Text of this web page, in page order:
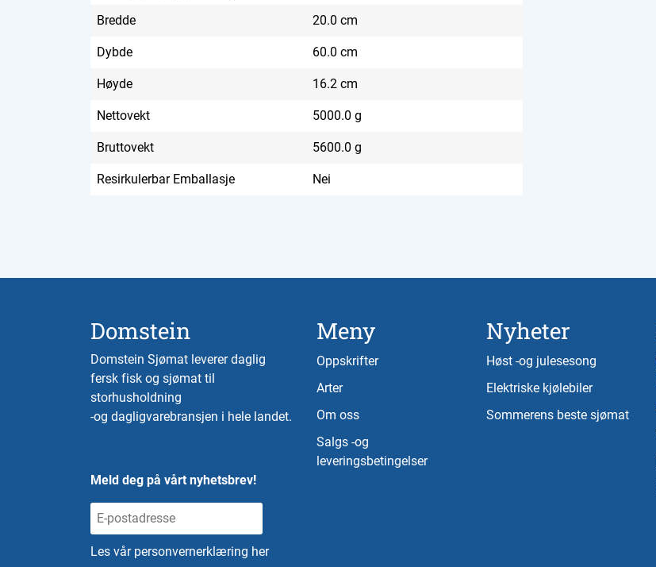
Bredde 20.0 cm
Dybde 60.0 cm
Høyde 16.2 cm
Nettovekt 5000.0 g
Bruttovekt 5600.0 g
Resirkulerbar Emballasje Nei
Domstein
Domstein Sjømat leverer daglig
fersk fisk og sjømat til
storhusholdning
-og dagligvarebransjen i hele landet.
Meld deg på vårt nyhetsbrev!
Les vår personvernerklæring her
Meny
Oppskrifter
Arter
Om oss
Salgs -og
leveringsbetingelser
Nyheter
Høst -og julesesong
Elektriske kjølebiler
Sommerens beste sjømat